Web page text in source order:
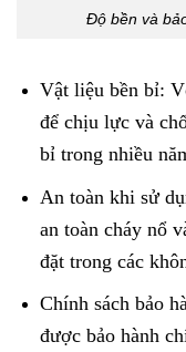
Độ bền và
Vật liệu bền bỉ:
để chịu lực và
bỉ trong nhiều
An toàn khi sử
an toàn cháy nổ
đặt trong các
Chính sách bảo
được bảo hành